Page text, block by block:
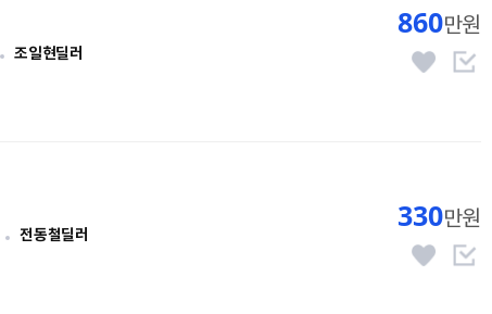
조일현딜러
860만원
전동철딜러
330만원